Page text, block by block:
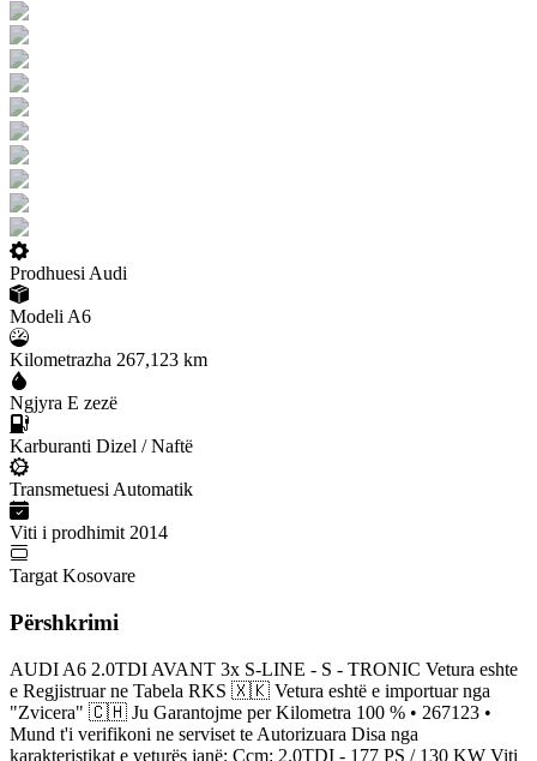
Prodhuesi Audi
Modeli A6
Kilometrazha 267,123 km
Ngjyra E zezë
Karburanti Dizel / Naftë
Transmetuesi Automatik
Viti i prodhimit 2014
Targat Kosovare
Përshkrimi
AUDI A6 2.0TDI AVANT 3x S-LINE - S - TRONIC Vetura eshte
e Regjistruar ne Tabela RKS 🇽🇰 Vetura eshtë e importuar nga
"Zvicera" 🇨🇭 Ju Garantojme per Kilometra 100 % • 267123 •
Mund t'i verifikoni ne serviset te Autorizuara Disa nga
karakteristikat e veturës janë: Ccm: 2.0TDI - 177 PS / 130 KW Viti